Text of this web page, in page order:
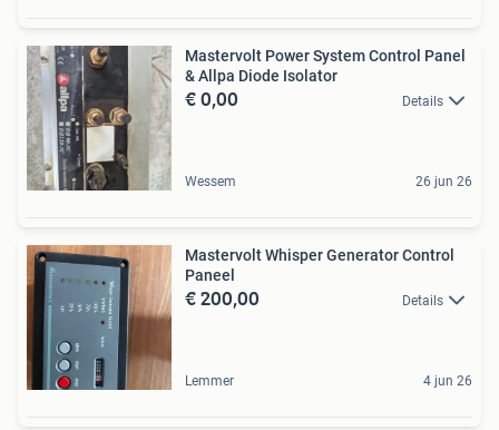
Mastervolt Power System Control Panel
& Allpa Diode Isolator
€ 0,00 Details
Wessem 26 jun 26
Mastervolt Whisper Generator Control
Paneel
€ 200,00 Details
Lemmer 4 jun 26